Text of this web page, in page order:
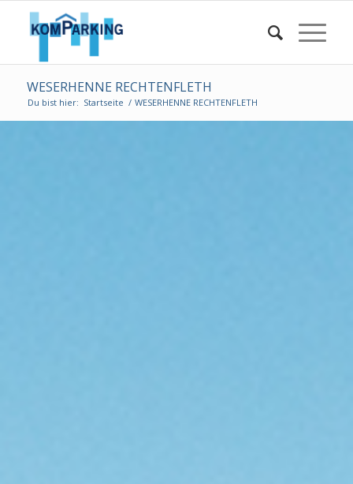
WESERHENNE RECHTENFLETH
Du bist hier: Startseite / WESERHENNE RECHTENFLETH